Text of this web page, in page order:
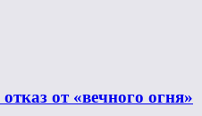
от «вечного огня»